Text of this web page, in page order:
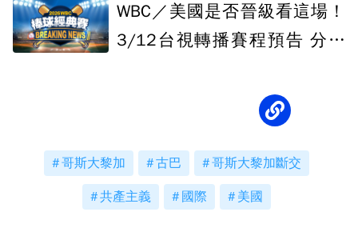
WBC／美國是否晉級看這場！
3/12台視轉播賽程預告 分組
哥斯大黎加 古巴 哥斯大黎加斷交
共產主義 國際 美國